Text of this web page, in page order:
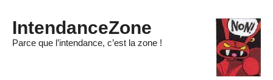
IntendanceZone
Parce que l’intendance, c’est la zone !